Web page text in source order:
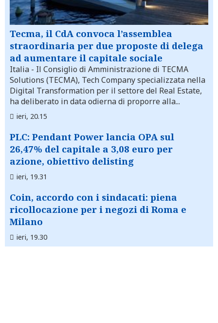
Tecma, il CdA convoca l’assemblea
straordinaria per due proposte di delega
ad aumentare il capitale sociale
Italia - Il Consiglio di Amministrazione di TECMA
Solutions (TECMA), Tech Company specializzata nella
Digital Transformation per il settore del Real Estate,
ha deliberato in data odierna di proporre alla...
ieri, 20.15
PLC: Pendant Power lancia OPA sul
26,47% del capitale a 3,08 euro per
azione, obiettivo delisting
ieri, 19.31
Coin, accordo con i sindacati: piena
ricollocazione per i negozi di Roma e
Milano
ieri, 19.30